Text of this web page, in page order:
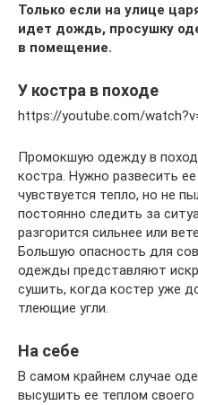
Только если на улице
идет дождь, просушку
в помещение.
У костра в походе
https://youtube.com/
Промокшую одежду в
костра. Нужно развесить
чувствуется тепло, но не
постоянно следить за
разгорится сильнее или
Большую опасность для
одежды представляют
сушить, когда костер уже
тлеющие угли.
На себе
В самом крайнем случае
высушить ее теплом